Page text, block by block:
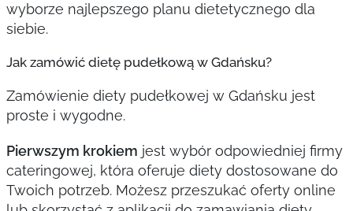
wyborze najlepszego planu dietetycznego dla
siebie.
Jak zamówić dietę pudełkową w Gdańsku?
Zamówienie diety pudełkowej w Gdańsku jest
proste i wygodne.
Pierwszym krokiem jest wybór odpowiedniej firmy
cateringowej, która oferuje diety dostosowane do
Twoich potrzeb. Możesz przeszukać oferty online